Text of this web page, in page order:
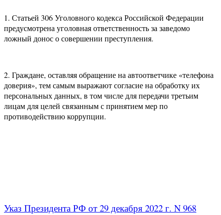
1. Статьей 306 Уголовного кодекса Российской Федерации
предусмотрена уголовная ответственность за заведомо
ложный донос о совершении преступления.
2. Граждане, оставляя обращение на автоответчике «телефона
доверия», тем самым выражают согласие на обработку их
персональных данных, в том числе для передачи третьим
лицам для целей связанным с принятием мер по
противодействию коррупции.
Указ Президента РФ от 29 декабря 2022 г. N 968